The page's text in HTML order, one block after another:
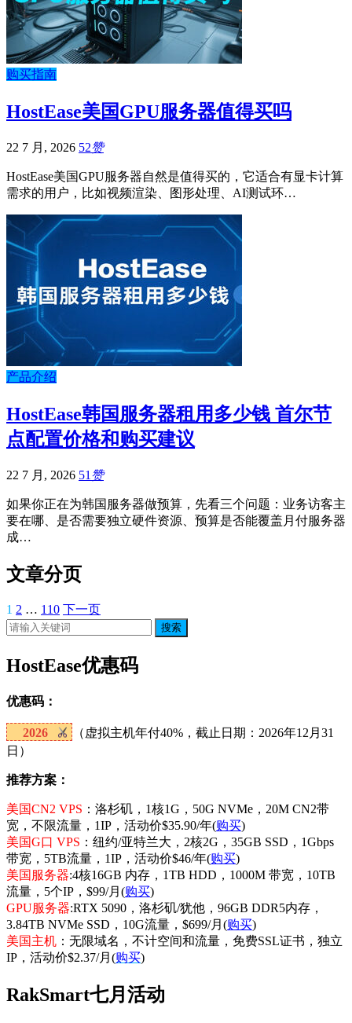
购买指南
HostEase美国GPU服务器值得买吗
22 7 月, 2026 52赞
HostEase美国GPU服务器自然是值得买的，它适合有显卡计算
需求的用户，比如视频渲染、图形处理、AI测试环…
产品介绍
HostEase韩国服务器租用多少钱 首尔节
点配置价格和购买建议
22 7 月, 2026 51 赞
如果你正在为韩国服务器做预算，先看三个问题：业务访客主
要在哪、是否需要独立硬件资源、预算是否能覆盖月付服务器
成…
文章分页
1 2 … 110 下一页
搜索
HostEase优惠码
优惠码：
2026
（虚拟主机年付40%，截止日期：2026年12月31
日）
推荐方案：
美国CN2 VPS ：洛杉矶，1核1G，50G NVMe，20M CN2带
宽，不限流量，1IP，活动价$35.90/年(购买)
美国G口 VPS ：纽约/亚特兰大，2核2G，35GB SSD，1Gbps
带宽，5TB流量，1IP，活动价$46/年(购买)
美国服务器:4核16GB 内存，1TB HDD，1000M 带宽，10TB
流量，5个IP，$99/月(购买)
GPU服务器:RTX 5090，洛杉矶/犹他，96GB DDR5内存，
3.84TB NVMe SSD，10G流量，$699/月(购买)
美国主机 ：无限域名，不计空间和流量，免费SSL证书，独立
IP，活动价$2.37/月(购买)
RakSmart七月活动